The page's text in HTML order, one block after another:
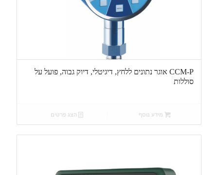
CCM-P אוגר נתונים ללחץ, דיגיטלי, דיוק גבוה, פועל על
סוללות
מידע נוסף הצג פרטים